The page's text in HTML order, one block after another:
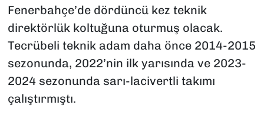
Fenerbahçe’de dördüncü kez teknik
direktörlük koltuğuna oturmuş olacak.
Tecrübeli teknik adam daha önce 2014-2015
sezonunda, 2022’nin ilk yarısında ve 2023-
2024 sezonunda sarı-lacivertli takımı
çalıştırmıştı.